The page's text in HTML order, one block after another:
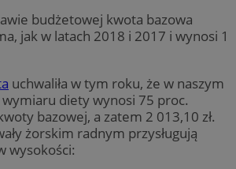
budżetowej kwota bazowa
jak w latach 2018 i 2017 i wynosi 1
uchwaliła w tym roku, że w naszym
diety wynosi 75 proc.
bazowej, a zatem 2 013,10 zł.
żorskim radnym przysługują
wysokości: